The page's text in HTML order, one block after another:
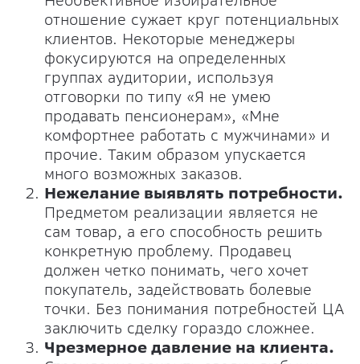
отношение сужает круг потенциальных
клиентов. Некоторые менеджеры
фокусируются на определенных
группах аудитории, используя
отговорки по типу «Я не умею
продавать пенсионерам», «Мне
комфортнее работать с мужчинами» и
прочие. Таким образом упускается
много возможных заказов.
Нежелание выявлять потребности.
Предметом реализации является не
сам товар, а его способность решить
конкретную проблему. Продавец
должен четко понимать, чего хочет
покупатель, задействовать болевые
точки. Без понимания потребностей ЦА
заключить сделку гораздо сложнее.
Чрезмерное давление на клиента.